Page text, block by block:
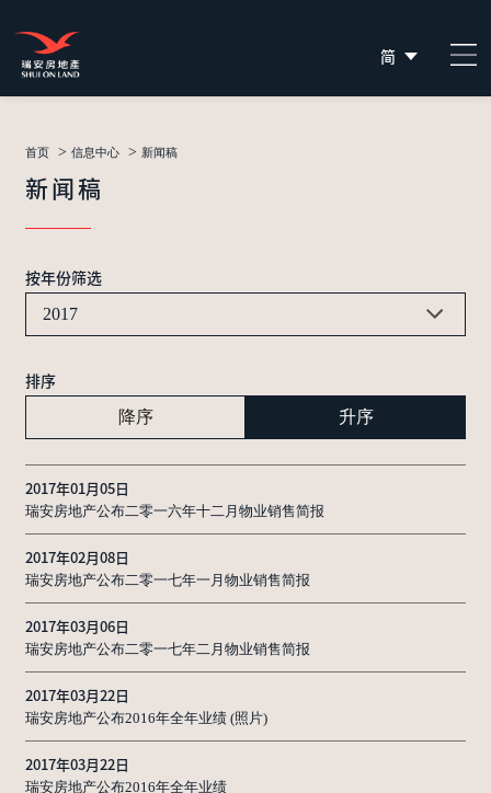
简
EN
首页 > 信息中心 > 新闻稿
新闻稿
按年份筛选
2017
排序
降序 升序
2017年01月05日
瑞安房地产公布二零一六年十二月物业销售简报
2017年02月08日
瑞安房地产公布二零一七年一月物业销售简报
2017年03月06日
瑞安房地产公布二零一七年二月物业销售简报
2017年03月22日
瑞安房地产公布2016年全年业绩 (照片)
2017年03月22日
瑞安房地产公布2016年全年业绩